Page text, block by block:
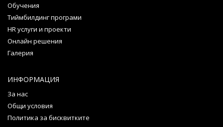
Обучения
Тиймбилдинг програми
HR услуги и проекти
Онлайн решения
Галерия
ИНФОРМАЦИЯ
За нас
Общи условия
Политика за бисквитките